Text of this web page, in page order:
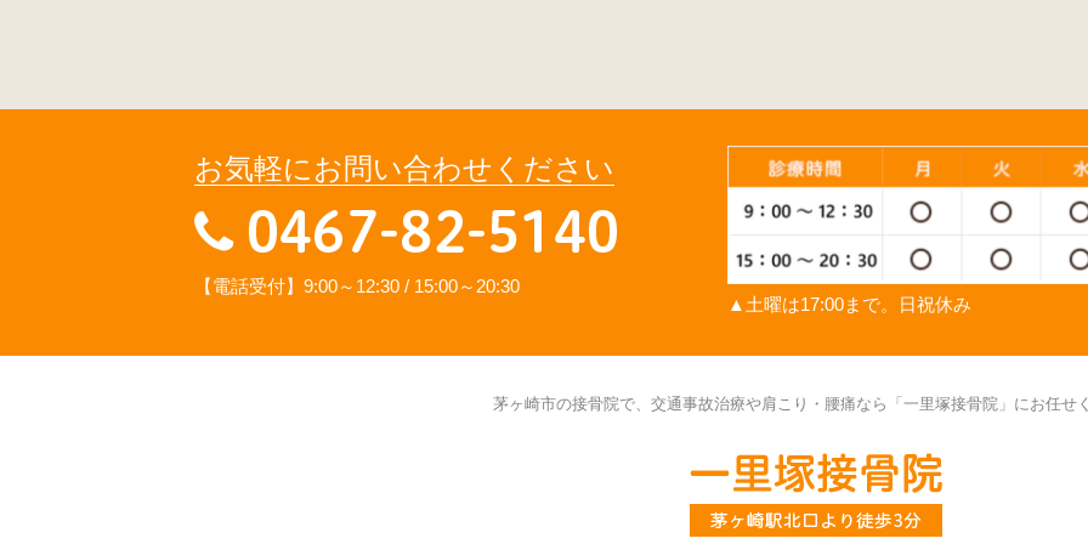
お気軽にお問い合わせください
【電話受付】9:00～12:30 / 15:00～20:30
▲土曜は17:00まで。日祝休み
茅ヶ崎市の接骨院で、交通事故治療や肩こり・腰痛なら「一里塚接骨院」にお任せ